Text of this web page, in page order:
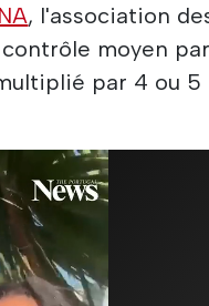
, l'association
moyen
par 4 ou